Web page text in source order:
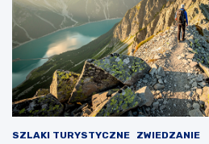
SZLAKI TURYSTYCZNE ZWIEDZANIE